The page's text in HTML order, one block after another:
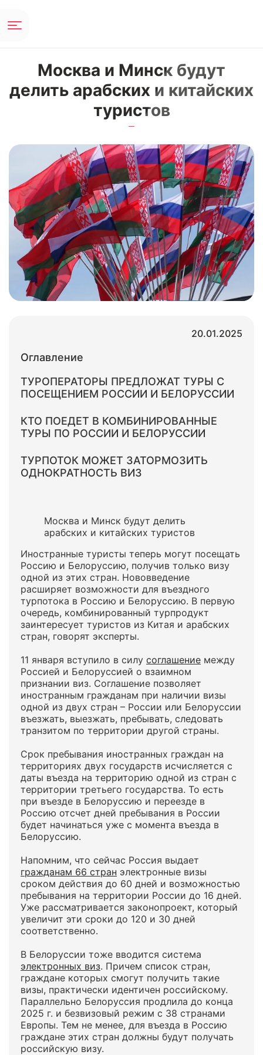
Москва и Минск будут
делить арабских и китайских
туристов
Оглавление
ТУРОПЕРАТОРЫ ПРЕДЛОЖАТ ТУРЫ С
ПОСЕЩЕНИЕМ РОССИИ И БЕЛОРУССИИ
КТО ПОЕДЕТ В КОМБИНИРОВАННЫЕ
ТУРЫ ПО РОССИИ И БЕЛОРУССИИ
ТУРПОТОК МОЖЕТ ЗАТОРМОЗИТЬ
ОДНОКРАТНОСТЬ ВИЗ
20.01.2025
Москва и Минск будут делить
арабских и китайских туристов
Иностранные туристы теперь могут посещать
Россию и Белоруссию, получив только визу
одной из этих стран. Нововведение
расширяет возможности для въездного
турпотока в Россию и Белоруссию. В первую
очередь, комбинированный турпродукт
заинтересует туристов из Китая и арабских
стран, говорят эксперты.
11 января вступило в силу соглашение между
Россией и Белоруссией о взаимном
признании виз. Соглашение позволяет
иностранным гражданам при наличии визы
одной из двух стран – России или Белоруссии
въезжать, выезжать, пребывать, следовать
транзитом по территории другой страны.
Срок пребывания иностранных граждан на
территориях двух государств исчисляется с
даты въезда на территорию одной из стран с
территории третьего государства. То есть
при въезде в Белоруссию и переезде в
Россию отсчет дней пребывания в России
будет начинаться уже с момента въезда в
Белоруссию.
Напомним, что сейчас Россия выдает
гражданам 66 стран электронные визы
сроком действия до 60 дней и возможностью
пребывания на территории России до 16 дней.
Уже рассматривается законопроект, который
увеличит эти сроки до 120 и 30 дней
соответственно.
В Белоруссии тоже вводится система
электронных виз. Причем список стран,
граждане которых смогут получить такие
визы, практически идентичен российскому.
Параллельно Белоруссия продлила до конца
2025 г. и безвизовый режим с 38 странами
Европы. Тем не менее, для въезда в Россию
граждане этих стран должны будут получать
российскую визу.